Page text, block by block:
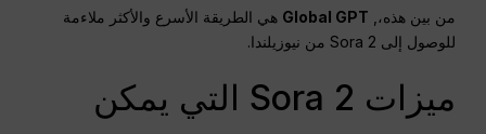
من بين هذه،, Global GPT هي الطريقة الأسرع والأكثر ملاءمة
للوصول إلى Sora 2 من نيوزيلندا.
ميزات Sora 2 التي يمكن